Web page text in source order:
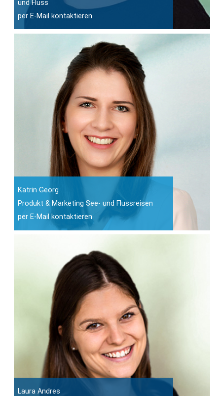
und Fluss
per E-Mail kontaktieren
Katrin Georg
Produkt & Marketing See- und Flussreisen
per E-Mail kontaktieren
Laura Andres